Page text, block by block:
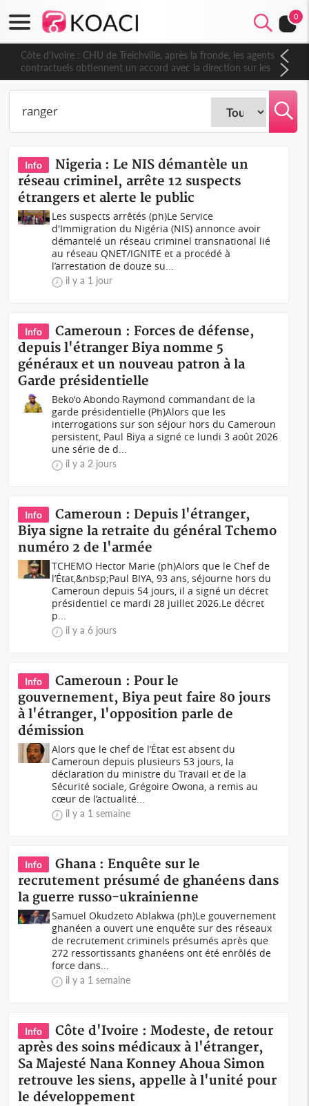
0
Côte d'Ivoire : CHU de Treichville, après la fronde, les agents
contractuels obtiennent un accord avec la direction sur les
arriérés du SMIG 2023
Info
Nigeria : Le NIS démantèle un
réseau criminel, arrête 12 suspects
étrangers et alerte le public
Les suspects arrêtés (ph)Le Service
d'Immigration du Nigéria (NIS) annonce avoir
démantelé un réseau criminel transnational lié
au réseau QNET/IGNITE et a procédé à
l’arrestation de douze su...
il y a 1 jour
Info
Cameroun : Forces de défense,
depuis l'étranger Biya nomme 5
généraux et un nouveau patron à la
Garde présidentielle
Beko'o Abondo Raymond commandant de la
garde présidentielle (Ph)Alors que les
interrogations sur son séjour hors du Cameroun
persistent, Paul Biya a signé ce lundi 3 août 2026
une série de d...
il y a 2 jours
Info
Cameroun : Depuis l'étranger,
Biya signe la retraite du général Tchemo
numéro 2 de l'armée
TCHEMO Hector Marie (ph)Alors que le Chef de
l’État,&nbsp;Paul BIYA, 93 ans, séjourne hors du
Cameroun depuis 54 jours, il a signé un décret
présidentiel ce mardi 28 juillet 2026.Le décret
p...
il y a 6 jours
Info
Cameroun : Pour le
gouvernement, Biya peut faire 80 jours
à l'étranger, l'opposition parle de
démission
Alors que le chef de l’État est absent du
Cameroun depuis plusieurs 53 jours, la
déclaration du ministre du Travail et de la
Sécurité sociale, Grégoire Owona, a remis au
cœur de l’actualité...
il y a 1 semaine
Info
Ghana : Enquête sur le
recrutement présumé de ghanéens dans
la guerre russo-ukrainienne
Samuel Okudzeto Ablakwa (ph)Le gouvernement
ghanéen a ouvert une enquête sur des réseaux
de recrutement criminels présumés après que
272 ressortissants ghanéens ont été enrôlés de
force dans...
il y a 1 semaine
Info
Côte d'Ivoire : Modeste, de retour
après des soins médicaux à l'étranger,
Sa Majesté Nana Konney Ahoua Simon
retrouve les siens, appelle à l'unité pour
le développement